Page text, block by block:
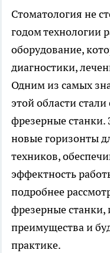
Стоматология не
годом технологии
оборудование,
диагностики,
Одним из самых
этой области
фрезерные станки.
новые горизонты
техников,
эффектность
подробнее
фрезерные станки,
преимущества и
практике.